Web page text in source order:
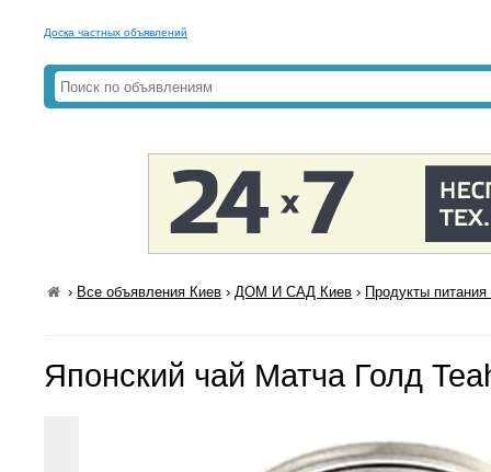
Доска частных объявлений
› Все объявления Киев ›ДОМ И САД Киев › Продукты
Японский чай Матча Голд